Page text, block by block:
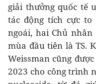
giải thưởng quốc tế
tác động tích cực
ngoái, hai Chủ
mùa đầu tiên là TS.
Weissman cũng
2023 cho công trình